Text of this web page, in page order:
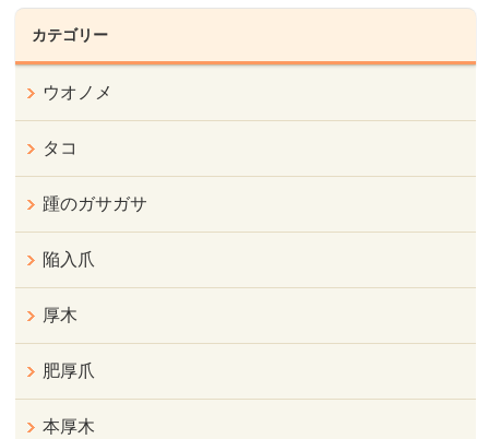
カテゴリー
ウオノメ
タコ
踵のガサガサ
陥入爪
厚木
肥厚爪
本厚木